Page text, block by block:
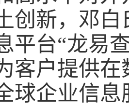
创新，邓
平台“龙易
客户提供
球企业信息